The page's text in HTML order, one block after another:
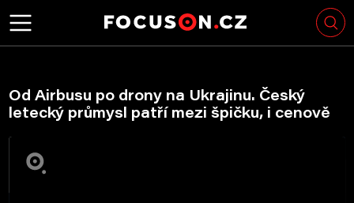
Od Airbusu po drony na Ukrajinu. Český
letecký průmysl patří mezi špičku, i cenově